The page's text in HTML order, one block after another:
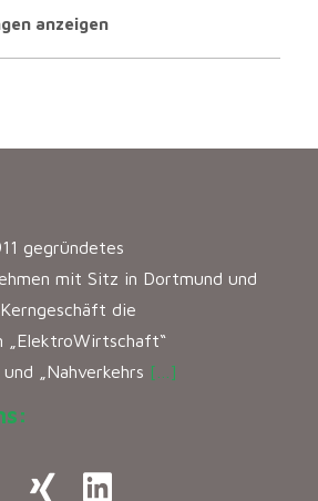
anzeigen
gegründetes
mit Sitz in Dortmund und
die
„ElektroWirtschaft“
und „Nahverkehrs […]